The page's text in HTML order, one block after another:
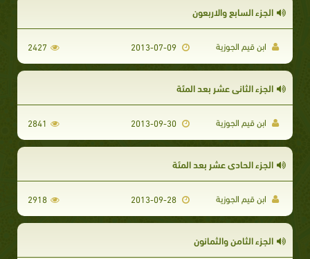
الجزء السابع والاربعون
ابن قيم الجوزية 2427
الجزء الثاني عشر بعد المئة
ابن قيم الجوزية 2841
الجزء الحادي عشر بعد المئة
ابن قيم الجوزية 2918
الجزء الثامن والثمانون